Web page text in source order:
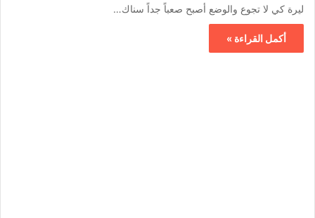
ليرة كي لا تجوع والوضع أصبح صعباً جداً سناك…
أكمل القراءة »